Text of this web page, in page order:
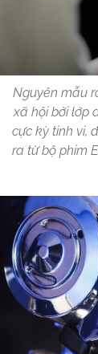
Nguyên mẫu
xã hội bởi lớp
cực kỳ tinh vi,
ra từ bộ phim